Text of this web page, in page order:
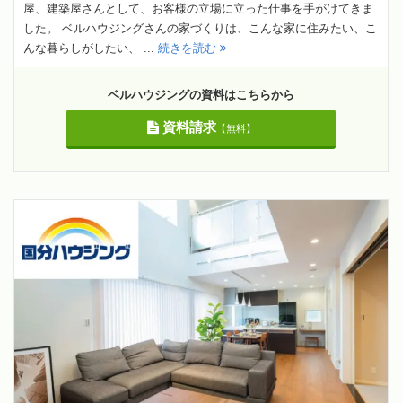
屋、建築屋さんとして、お客様の立場に立った仕事を手がけてきま
した。 ベルハウジングさんの家づくりは、こんな家に住みたい、こ
んな暮らしがしたい、 ... 続きを読む
ベルハウジングの資料はこちらから
資料請求【無料】